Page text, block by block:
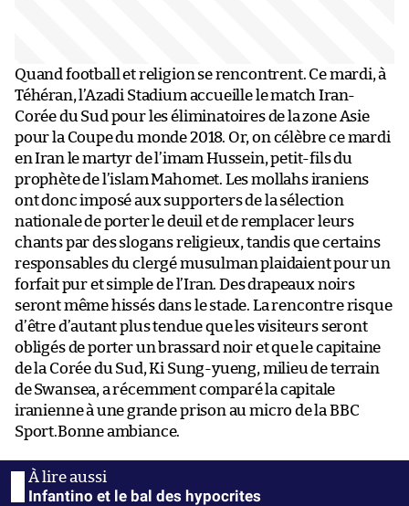
Quand football et religion se rencontrent. Ce mardi, à
Téhéran, l’Azadi Stadium accueille le match Iran-
Corée du Sud pour les éliminatoires de la zone Asie
pour la Coupe du monde 2018. Or, on célèbre ce mardi
en Iran le martyr de l’imam Hussein, petit-fils du
prophète de l’islam Mahomet. Les mollahs iraniens
ont donc imposé aux supporters de la sélection
nationale de porter le deuil et de remplacer leurs
chants par des slogans religieux, tandis que certains
responsables du clergé musulman plaidaient pour un
forfait pur et simple de l’Iran. Des drapeaux noirs
seront même hissés dans le stade. La rencontre risque
d’être d’autant plus tendue que les visiteurs seront
obligés de porter un brassard noir et que le capitaine
de la Corée du Sud, Ki Sung-yueng, milieu de terrain
de Swansea, a récemment comparé la capitale
iranienne à une grande prison au micro de la BBC
Sport.Bonne ambiance.
Infantino et le bal des hypocrites